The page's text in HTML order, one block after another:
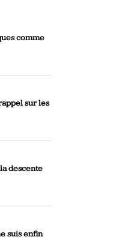
comme
sur les
descente
suis enfin